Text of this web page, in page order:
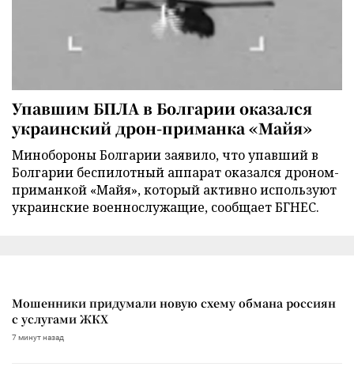
Упавшим БПЛА в Болгарии оказался
украинский дрон-приманка «Майя»
Минобороны Болгарии заявило, что упавший в
Болгарии беспилотный аппарат оказался дроном-
приманкой «Майя», который активно используют
украинские военнослужащие, сообщает БГНЕС.
Мошенники придумали новую схему обмана россиян
с услугами ЖКХ
7 минут назад